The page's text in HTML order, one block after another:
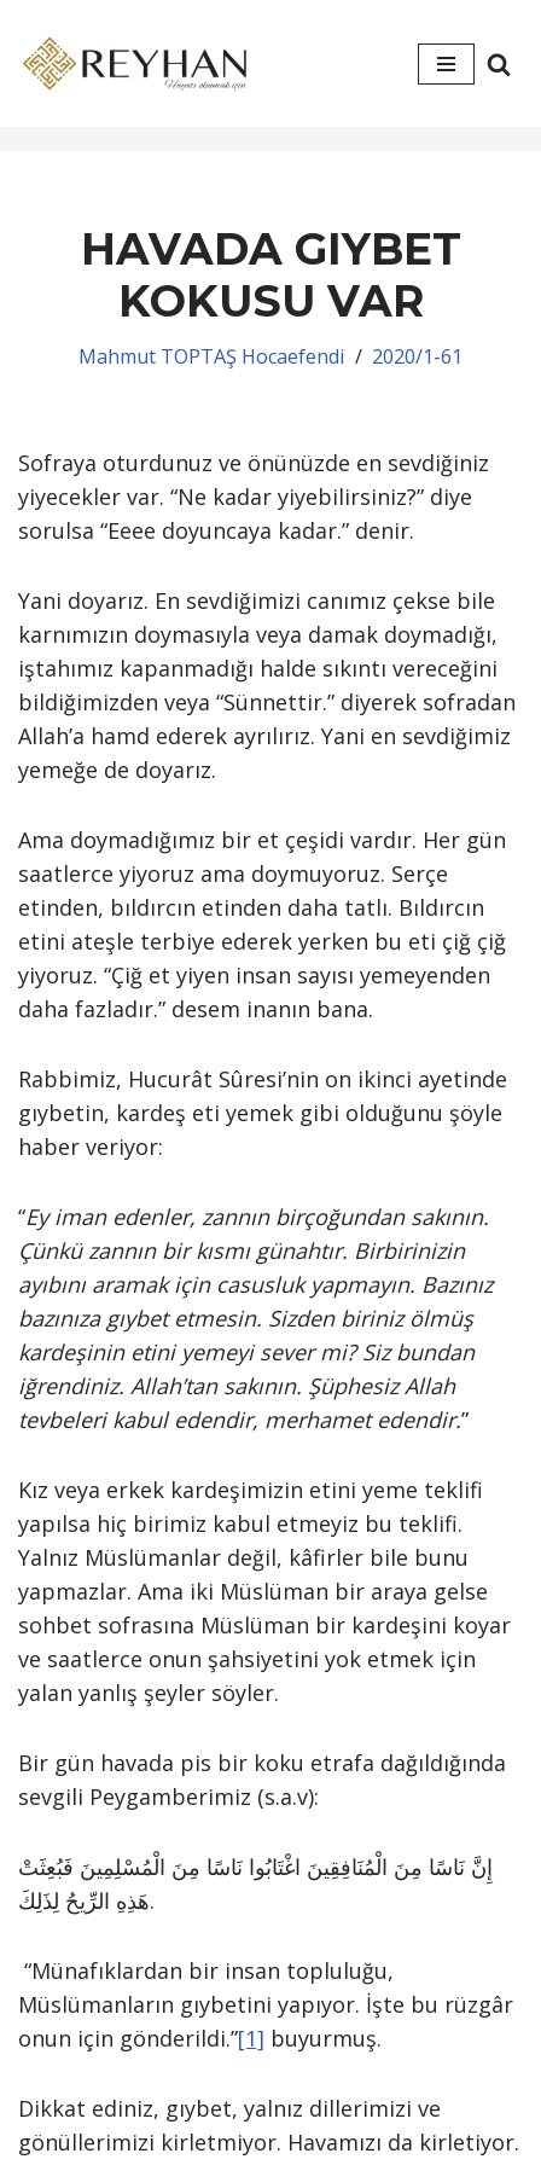
İçeriğe
HAVADA GIYBET
KOKUSU VAR
Mahmut TOPTAŞ Hocaefendi 2020/1-61
Sofraya oturdunuz ve önünüzde en sevdiğiniz
yiyecekler var. “Ne kadar yiyebilirsiniz?” diye
sorulsa “Eeee doyuncaya kadar.” denir.
Yani doyarız. En sevdiğimizi canımız çekse bile
karnımızın doymasıyla veya damak doymadığı,
iştahımız kapanmadığı halde sıkıntı vereceğini
bildiğimizden veya “Sünnettir.” diyerek sofradan
Allah’a hamd ederek ayrılırız. Yani en sevdiğimiz
yemeğe de doyarız.
Ama doymadığımız bir et çeşidi vardır. Her gün
saatlerce yiyoruz ama doymuyoruz. Serçe
etinden, bıldırcın etinden daha tatlı. Bıldırcın
etini ateşle terbiye ederek yerken bu eti çiğ çiğ
yiyoruz. “Çiğ et yiyen insan sayısı yemeyenden
daha fazladır.” desem inanın bana.
Rabbimiz, Hucurât Sûresi’nin on ikinci ayetinde
gıybetin, kardeş eti yemek gibi olduğunu şöyle
haber veriyor:
“Ey iman edenler, zannın birçoğundan sakının.
Çünkü zannın bir kısmı günahtır. Birbirinizin
ayıbını aramak için casusluk yapmayın. Bazınız
bazınıza gıybet etmesin. Sizden biriniz ölmüş
kardeşinin etini yemeyi sever mi? Siz bundan
iğrendiniz. Allah’tan sakının. Şüphesiz Allah
tevbeleri kabul edendir, merhamet edendir.”
Kız veya erkek kardeşimizin etini yeme teklifi
yapılsa hiç birimiz kabul etmeyiz bu teklifi.
Yalnız Müslümanlar değil, kâfirler bile bunu
yapmazlar. Ama iki Müslüman bir araya gelse
sohbet sofrasına Müslüman bir kardeşini koyar
ve saatlerce onun şahsiyetini yok etmek için
yalan yanlış şeyler söyler.
Bir gün havada pis bir koku etrafa dağıldığında
sevgili Peygamberimiz (s.a.v):
إِنَّ نَاسًا مِنَ الْمُنَافِقِينَ اغْتَابُوا نَاسًا مِنَ الْمُسْلِمِينَ فَبُعِثَتْ
هَذِهِ الرِّيحُ لِذَلِكَ.
“Münafıklardan bir insan topluluğu,
Müslümanların gıybetini yapıyor. İşte bu rüzgâr
onun için gönderildi.”[1] buyurmuş.
Dikkat ediniz, gıybet, yalnız dillerimizi ve
gönüllerimizi kirletmiyor. Havamızı da kirletiyor.